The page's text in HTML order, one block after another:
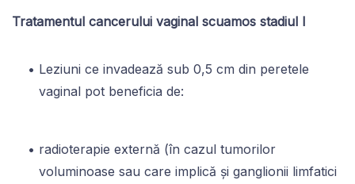
Tratamentul cancerului vaginal scuamos stadiul I
Leziuni ce invadează sub 0,5 cm din peretele
vaginal pot beneficia de:
radioterapie externă (în cazul tumorilor
voluminoase sau care implică și ganglionii limfatici